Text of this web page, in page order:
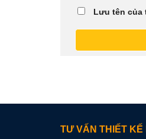
Lưu tên của
TƯ VẤN THIẾT KẾ